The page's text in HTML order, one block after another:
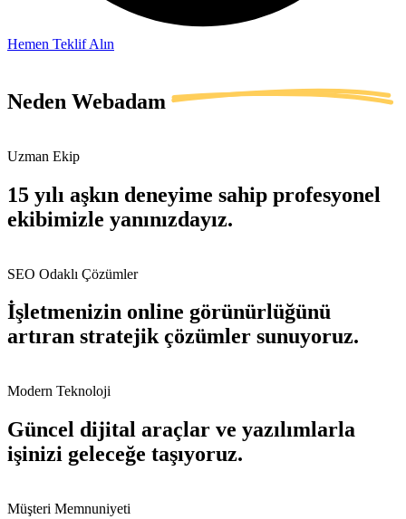
Hemen Teklif Alın
Neden Webadam
Uzman Ekip
15 yılı aşkın deneyime sahip profesyonel
ekibimizle yanınızdayız.
SEO Odaklı Çözümler
İşletmenizin online görünürlüğünü
artıran stratejik çözümler sunuyoruz.
Modern Teknoloji
Güncel dijital araçlar ve yazılımlarla
işinizi geleceğe taşıyoruz.
Müşteri Memnuniyeti